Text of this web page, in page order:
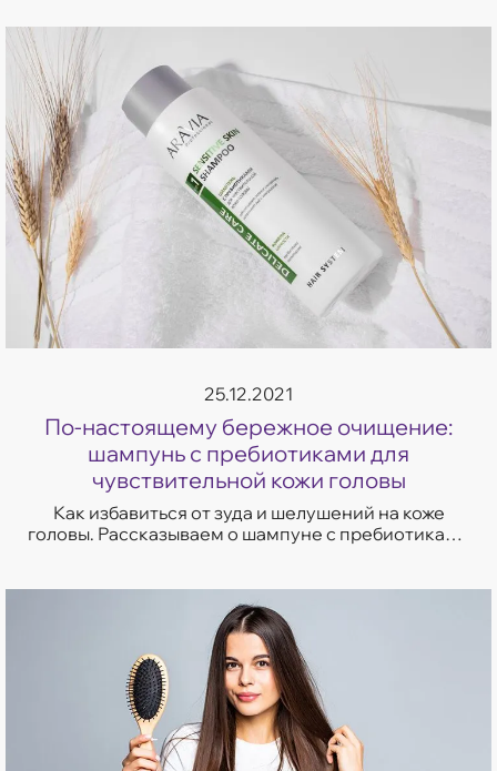
25.12.2021
По-настоящему бережное очищение:
шампунь с пребиотиками для
чувствительной кожи головы
Как избавиться от зуда и шелушений на коже
головы. Рассказываем о шампуне с пребиотиками